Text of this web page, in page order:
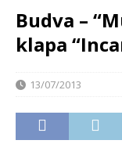
Budva –
klapa
13/07/2013